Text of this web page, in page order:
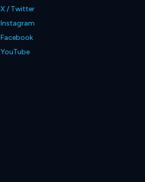
X / Twitter
Instagram
Facebook
YouTube